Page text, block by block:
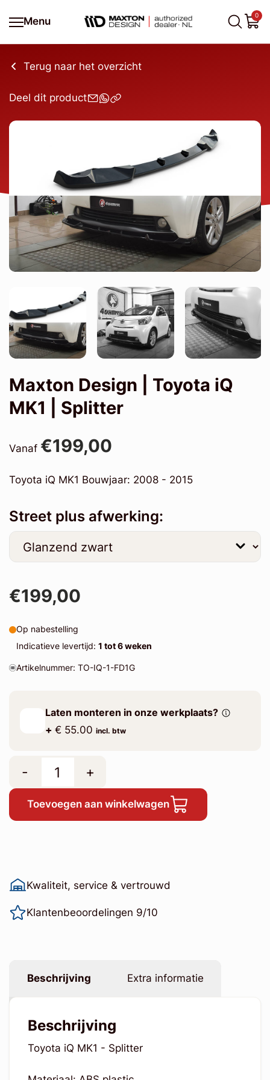
Menu
0
Terug naar het overzicht
Deel dit product
Maxton Design | Toyota iQ
MK1 | Splitter
Vanaf €199,00
Toyota iQ MK1 Bouwjaar: 2008 - 2015
Street plus afwerking:
€199,00
Op nabestelling
Indicatieve levertijd: 1 tot 6 weken
Artikelnummer: TO-IQ-1-FD1G
Laten monteren in onze werkplaats?
+ € 55.00 incl. btw
- +
Toevoegen aan winkelwagen
Kwaliteit, service & vertrouwd
Klantenbeoordelingen 9/10
Beschrijving Extra informatie
Beschrijving
Toyota iQ MK1 - Splitter